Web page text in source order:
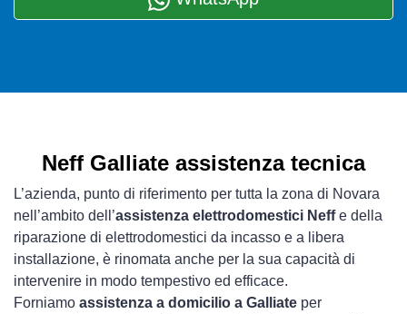
Neff Galliate assistenza tecnica
L’azienda, punto di riferimento per tutta la zona di Novara
nell’ambito dell’assistenza elettrodomestici Neffe della
riparazione di elettrodomestici da incasso e a libera
installazione, è rinomata anche per la sua capacità di
intervenire in modo tempestivo ed efficace.
Forniamo assistenza a domicilio a Galliate per